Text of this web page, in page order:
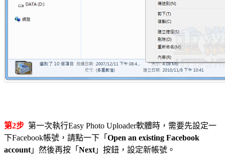
第2步 第一次執行Easy Photo Uploader軟體時，需要先設定一
下Facebook帳號，請點一下「 Open an existing Facebook
account 」然後再按「 Next 」按鈕，設定新帳號。